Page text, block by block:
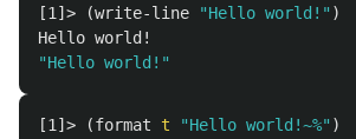
[1]> (write-line "Hello world!" )
Hello world!
"Hello world!"
[1]> (format t "Hello world!~%" )